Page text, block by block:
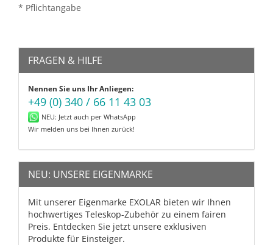
* Pflichtangabe
FRAGEN & HILFE
Nennen Sie uns Ihr Anliegen:
+49 (0) 340 / 66 11 43 03
NEU: Jetzt auch per WhatsApp
Wir melden uns bei Ihnen zurück!
NEU: UNSERE EIGENMARKE
Mit unserer Eigenmarke EXOLAR bieten wir Ihnen
hochwertiges Teleskop-Zubehör zu einem fairen
Preis. Entdecken Sie jetzt unsere exklusiven
Produkte für Einsteiger.